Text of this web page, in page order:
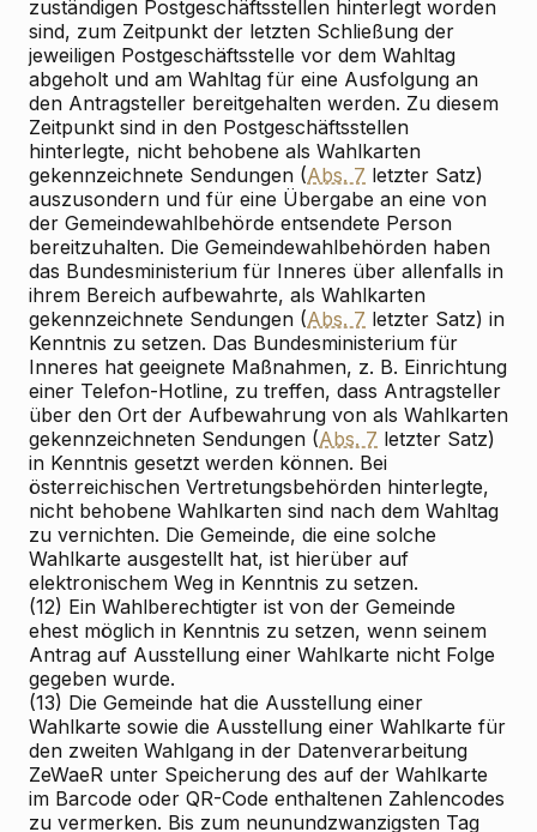
zuständigen Postgeschäftsstellen hinterlegt worden
sind, zum Zeitpunkt der letzten Schließung der
jeweiligen Postgeschäftsstelle vor dem Wahltag
abgeholt und am Wahltag für eine Ausfolgung an
den Antragsteller bereitgehalten werden. Zu diesem
Zeitpunkt sind in den Postgeschäftsstellen
hinterlegte, nicht behobene als Wahlkarten
gekennzeichnete Sendungen (Abs. 7 letzter Satz)
auszusondern und für eine Übergabe an eine von
der Gemeindewahlbehörde entsendete Person
bereitzuhalten. Die Gemeindewahlbehörden haben
das Bundesministerium für Inneres über allenfalls in
ihrem Bereich aufbewahrte, als Wahlkarten
gekennzeichnete Sendungen (Abs. 7 letzter Satz) in
Kenntnis zu setzen. Das Bundesministerium für
Inneres hat geeignete Maßnahmen, z. B. Einrichtung
einer Telefon-Hotline, zu treffen, dass Antragsteller
über den Ort der Aufbewahrung von als Wahlkarten
gekennzeichneten Sendungen (Abs. 7 letzter Satz)
in Kenntnis gesetzt werden können. Bei
österreichischen Vertretungsbehörden hinterlegte,
nicht behobene Wahlkarten sind nach dem Wahltag
zu vernichten. Die Gemeinde, die eine solche
Wahlkarte ausgestellt hat, ist hierüber auf
elektronischem Weg in Kenntnis zu setzen.
(12) Ein Wahlberechtigter ist von der Gemeinde
ehest möglich in Kenntnis zu setzen, wenn seinem
Antrag auf Ausstellung einer Wahlkarte nicht Folge
gegeben wurde.
(13) Die Gemeinde hat die Ausstellung einer
Wahlkarte sowie die Ausstellung einer Wahlkarte für
den zweiten Wahlgang in der Datenverarbeitung
ZeWaeR unter Speicherung des auf der Wahlkarte
im Barcode oder QR-Code enthaltenen Zahlencodes
zu vermerken. Bis zum neunundzwanzigsten Tag